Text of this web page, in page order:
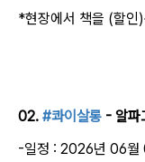
*현장에서 책을 (할인
02. #콰이살롱 - 알파
-일정 : 2026년 06